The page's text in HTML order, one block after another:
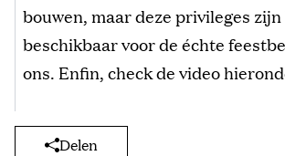
bouwen, maar deze privileges
beschikbaar voor de échte
ons. Enfin, check de video
Delen